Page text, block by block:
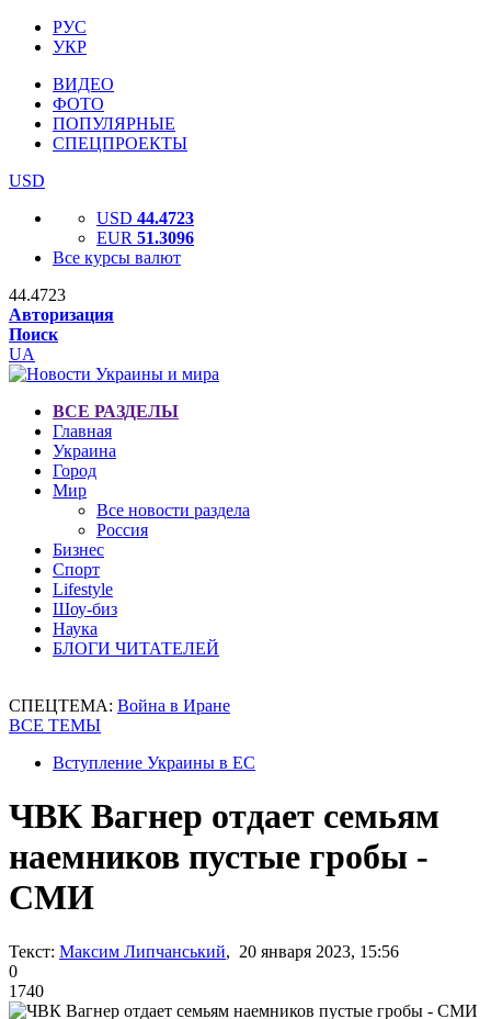
РУС
УКР
ВИДЕО
ФОТО
ПОПУЛЯРНЫЕ
СПЕЦПРОЕКТЫ
USD
USD 44.4723
EUR 51.3096
Все курсы валют
44.4723
Авторизация
Поиск
UA
ВСЕ РАЗДЕЛЫ
Главная
Украина
Город
Мир
Все новости раздела
Россия
Бизнес
Спорт
Lifestyle
Шоу-биз
Наука
БЛОГИ ЧИТАТЕЛЕЙ
СПЕЦТЕМА: Война в Иране
ВСЕ ТЕМЫ
Вступление Украины в ЕС
ЧВК Вагнер отдает семьям
наемников пустые гробы -
СМИ
Текст: Максим Липчанський, 20 января 2023, 15:56
0
1740